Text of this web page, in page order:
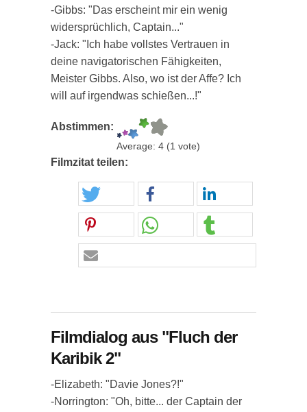
-Gibbs: "Das erscheint mir ein wenig
widersprüchlich, Captain..."
-Jack: "Ich habe vollstes Vertrauen in
deine navigatorischen Fähigkeiten,
Meister Gibbs. Also, wo ist der Affe? Ich
will auf irgendwas schießen...!"
Abstimmen:
Average: 4 (1 vote)
Filmzitat teilen:
Filmdialog aus "Fluch der
Karibik 2"
-Elizabeth: "Davie Jones?!"
-Norrington: "Oh, bitte... der Captain der